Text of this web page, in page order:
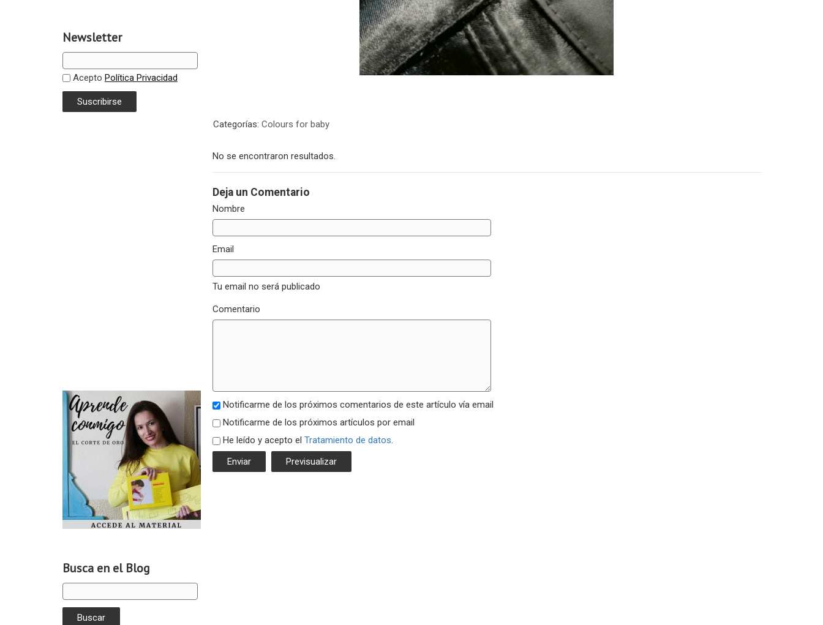
Newsletter
Acepto Política Privacidad
Busca en el Blog
Categorías: Colours for baby
No se encontraron resultados.
Deja un Comentario
Nombre
Email
Tu email no será publicado
Comentario
Notificarme de los próximos comentarios de este artículo vía email
Notificarme de los próximos artículos por email
He leído y acepto el Tratamiento de datos.